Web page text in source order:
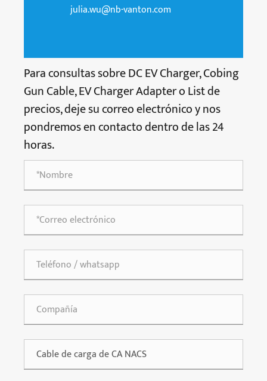
julia.wu@nb-vanton.com
Para consultas sobre DC EV Charger, Cobing
Gun Cable, EV Charger Adapter o List de
precios, deje su correo electrónico y nos
pondremos en contacto dentro de las 24
horas.